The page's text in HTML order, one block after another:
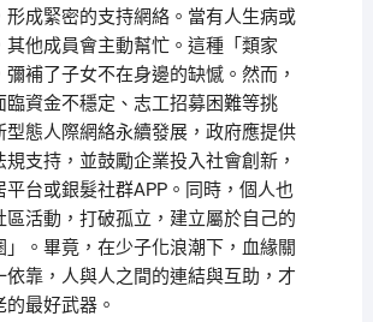
形成緊密的支持網絡。當有人生病或
其他成員會主動幫忙。這種「類家
彌補了子女不在身邊的缺憾。然而，
臨資金不穩定、志工招募困難等挑
型態人際網絡永續發展，政府應提供
支持，並鼓勵企業投入社會創新，
平台或銀髮社群APP。同時，個人也
區活動，打破孤立，建立屬於自己的
」。畢竟，在少子化浪潮下，血緣關
依靠，人與人之間的連結與互助，才
最好武器。